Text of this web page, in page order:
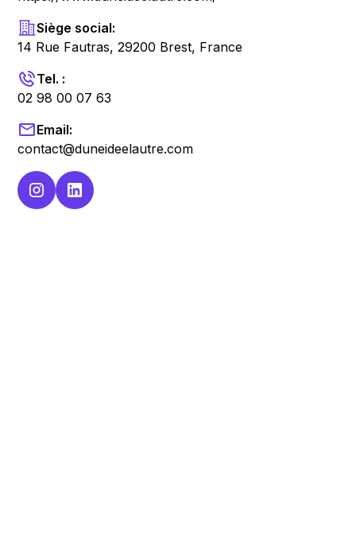
Siège social:
14 Rue Fautras, 29200 Brest, France
Tel. :
02 98 00 07 63
Email:
contact@duneideelautre.com